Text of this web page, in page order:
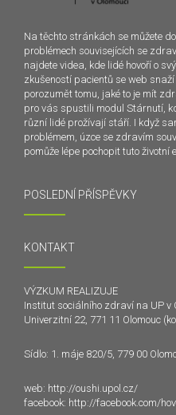
Na těchto stránkách se můžete
problémech souvisejících se
najdete videa, kde lidé hovoří o
zkušeností pacientů se web
porozumět tomu, jaké to je mít
pro vás spustili modul Stárnutí,
různí lidé prožívají stáří. I když
problémem, úzce se zdravím
pomůže lépe pochopit tuto životní
POSLEDNÍ PŘÍSPĚVKY
KONTAKT
VÝZKUM REALIZUJE
Institut sociálního zdraví na UP v
Univerzitní 22, 771 11 Olomouc
Sídlo: 1. máje 820/5, 779 00
web: http://oushi.upol.cz/
facebook: http://facebook.com/